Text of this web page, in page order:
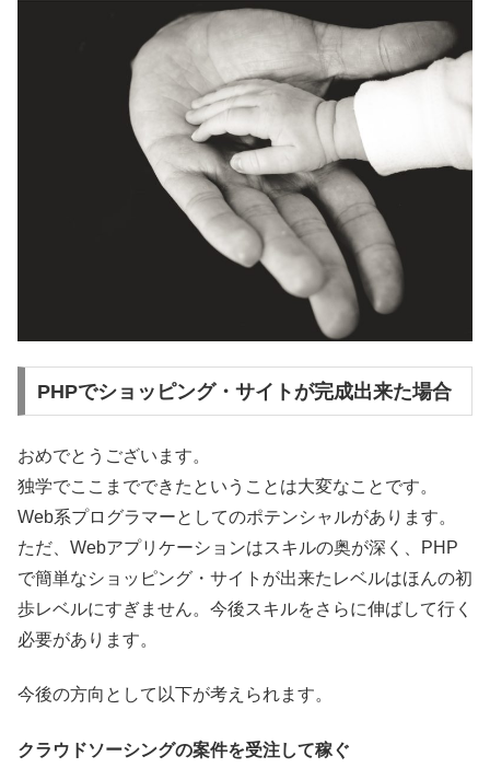
PHPでショッピング・サイトが完成出来た場合
おめでとうございます。
独学でここまでできたということは大変なことです。
Web系プログラマーとしてのポテンシャルがあります。
ただ、Webアプリケーションはスキルの奥が深く、PHP
で簡単なショッピング・サイトが出来たレベルはほんの初
歩レベルにすぎません。今後スキルをさらに伸ばして行く
必要があります。
今後の方向として以下が考えられます。
クラウドソーシングの案件を受注して稼ぐ